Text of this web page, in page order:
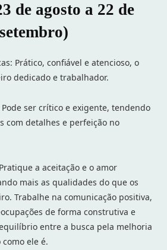
de agosto a 22 de
setembro)
Prático, confiável e atencioso, o
dedicado e trabalhador.
ser crítico e exigente, tendendo
com detalhes e perfeição no
a aceitação e o amor
mais as qualidades do que os
Trabalhe na comunicação positiva,
de forma construtiva e
entre a busca pela melhoria
ele é.